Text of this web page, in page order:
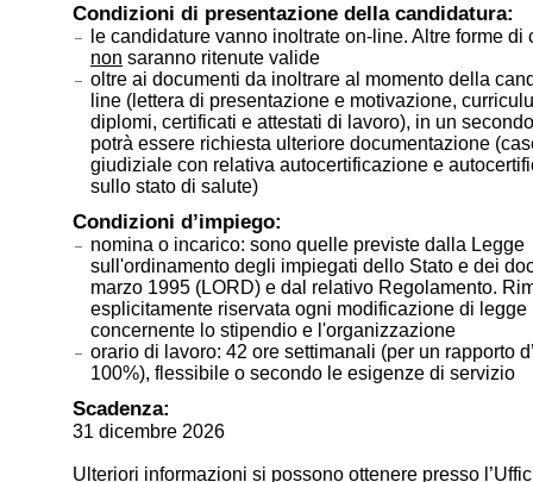
Condizioni di presentazione della candidatura:
le candidature vanno inoltrate on-line. Altre forme di
non saranno ritenute valide
oltre ai documenti da inoltrare al momento della
line (lettera di presentazione e motivazione,
diplomi, certificati e attestati di lavoro), in un
potrà essere richiesta ulteriore documentazione
giudiziale con relativa autocertificazione e
sullo stato di salute)
Condizioni d’impiego:
nomina o incarico: sono quelle previste dalla Legge
sull'ordinamento degli impiegati dello Stato e dei
marzo 1995 (LORD) e dal relativo Regolamento.
esplicitamente riservata ogni modificazione di legge
concernente lo stipendio e l'organizzazione
orario di lavoro: 42 ore settimanali (per un rapporto
100%), flessibile o secondo le esigenze di servizio
Scadenza:
31 dicembre 2026
Ulteriori informazioni si possono ottenere presso